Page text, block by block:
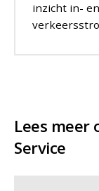
inzicht in-
Lees meer
Service